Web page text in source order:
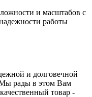
и масштабов с
работы
и долговечной
рады в этом Вам
товар -